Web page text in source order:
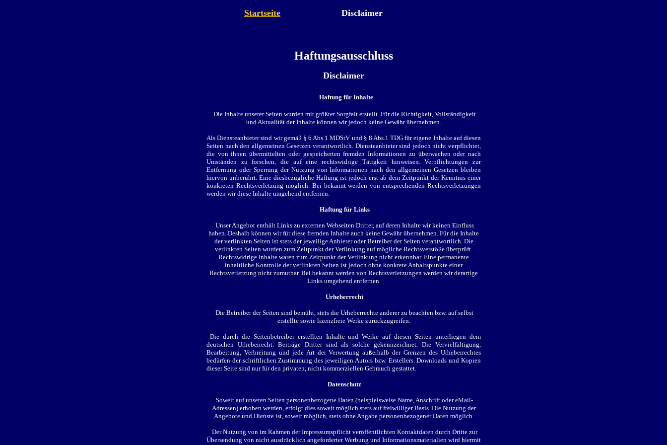
Startseite Disclaimer
Haftungsausschluss
Disclaimer
Haftung für Inhalte
Die Inhalte unserer Seiten wurden mit größter Sorgfalt erstellt. Für die Richtigkeit, Vollständigkeit
und Aktualität der Inhalte können wir jedoch keine Gewähr übernehmen.
Als Diensteanbieter sind wir gemäß § 6 Abs.1 MDStV und § 8 Abs.1 TDG für eigene Inhalte auf diesen
Seiten nach den allgemeinen Gesetzen verantwortlich. Diensteanbieter sind jedoch nicht verpflichtet,
die von ihnen übermittelten oder gespeicherten fremden Informationen zu überwachen oder nach
Umständen zu forschen, die auf eine rechtswidrige Tätigkeit hinweisen. Verpflichtungen zur
Entfernung oder Sperrung der Nutzung von Informationen nach den allgemeinen Gesetzen bleiben
hiervon unberührt. Eine diesbezügliche Haftung ist jedoch erst ab dem Zeitpunkt der Kenntnis einer
konkreten Rechtsverletzung möglich. Bei bekannt werden von entsprechenden Rechtsverletzungen
werden wir diese Inhalte umgehend entfernen.
Haftung für Links
Unser Angebot enthält Links zu externen Webseiten Dritter, auf deren Inhalte wir keinen Einfluss
haben. Deshalb können wir für diese fremden Inhalte auch keine Gewähr übernehmen. Für die Inhalte
der verlinkten Seiten ist stets der jeweilige Anbieter oder Betreiber der Seiten verantwortlich. Die
verlinkten Seiten wurden zum Zeitpunkt der Verlinkung auf mögliche Rechtsverstöße überprüft.
Rechtswidrige Inhalte waren zum Zeitpunkt der Verlinkung nicht erkennbar. Eine permanente
inhaltliche Kontrolle der verlinkten Seiten ist jedoch ohne konkrete Anhaltspunkte einer
Rechtsverletzung nicht zumutbar. Bei bekannt werden von Rechtsverletzungen werden wir derartige
Links umgehend entfernen.
Urheberrecht
Die Betreiber der Seiten sind bemüht, stets die Urheberrechte anderer zu beachten bzw. auf selbst
erstellte sowie lizenzfreie Werke zurückzugreifen.
Die durch die Seitenbetreiber erstellten Inhalte und Werke auf diesen Seiten unterliegen dem
deutschen Urheberrecht. Beiträge Dritter sind als solche gekennzeichnet. Die Vervielfältigung,
Bearbeitung, Verbreitung und jede Art der Verwertung außerhalb der Grenzen des Urheberrechtes
bedürfen der schriftlichen Zustimmung des jeweiligen Autors bzw. Erstellers. Downloads und Kopien
dieser Seite sind nur für den privaten, nicht kommerziellen Gebrauch gestattet.
Datenschutz
Soweit auf unseren Seiten personenbezogene Daten (beispielsweise Name, Anschrift oder eMail-
Adressen) erhoben werden, erfolgt dies soweit möglich stets auf freiwilliger Basis. Die Nutzung der
Angebote und Dienste ist, soweit möglich, stets ohne Angabe personenbezogener Daten möglich.
Der Nutzung von im Rahmen der Impressumspflicht veröffentlichten Kontaktdaten durch Dritte zur
Übersendung von nicht ausdrücklich angeforderter Werbung und Informationsmaterialien wird hiermit